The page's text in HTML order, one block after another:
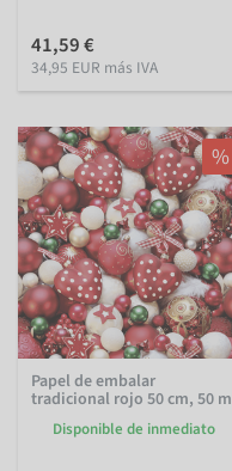
41,59 €
34,95 EUR más IVA
%
Papel de embalar
tradicional rojo 50 cm, 50 m
Disponible de inmediato